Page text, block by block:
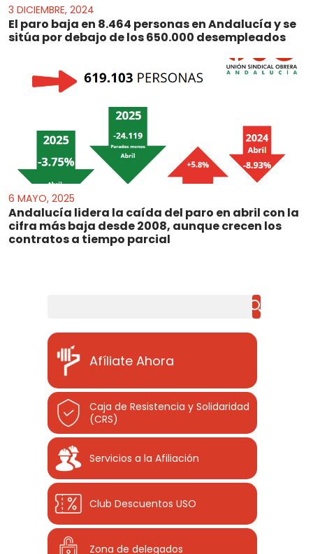
3 DICIEMBRE, 2024
El paro baja en 8.464 personas en Andalucía y se
sitúa por debajo de los 650.000 desempleados
6 MAYO, 2025
Andalucía lidera la caída del paro en abril con la
cifra más baja desde 2008, aunque crecen los
contratos a tiempo parcial
Afíliate Ahora
Caja de Resistencia y Solidaridad
(CRS)
Servicios a la Afiliación
Club Descuentos USO
Zona de delegados